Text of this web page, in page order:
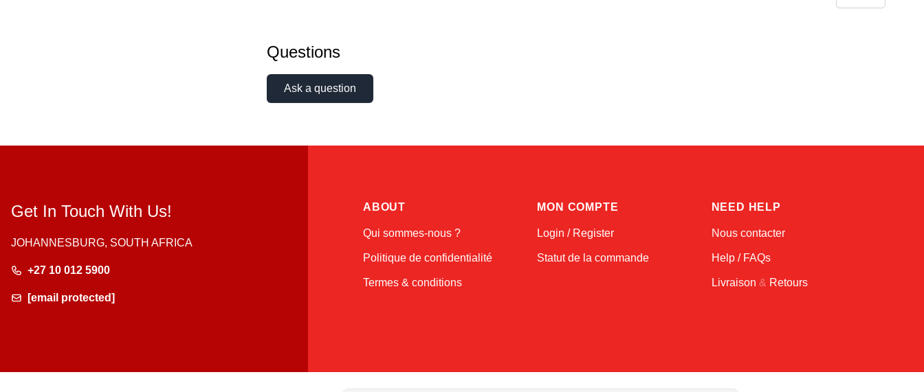
Questions
Ask a question
Get In Touch With Us!
JOHANNESBURG, SOUTH AFRICA
+27 10 012 5900
[email protected]
ABOUT
Qui sommes-nous ?
Politique de confidentialité
Termes & conditions
MON COMPTE
Login / Register
Statut de la commande
NEED HELP
Nous contacter
Help / FAQs
Livraison & Retours